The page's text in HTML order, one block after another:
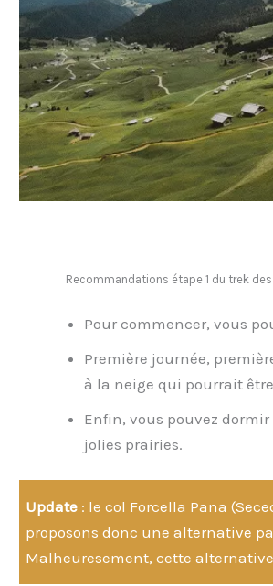
Recommandations étape 1 du trek
Pour commencer, vous
Première journée,
à la neige qui pourrait
Enfin, vous pouvez dormir
jolies prairies.
Update : le col Forcella Pana
proposons donc une alternative
Malheuresement, cette